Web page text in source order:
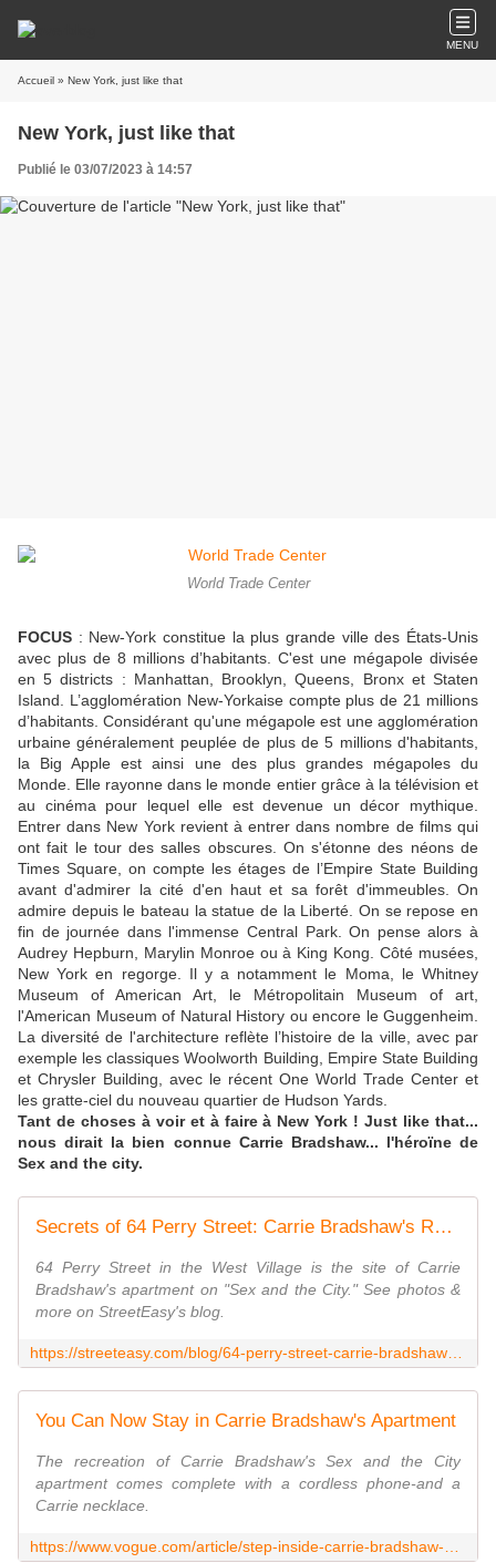
MENU
Accueil » New York, just like that
New York, just like that
Publié le 03/07/2023 à 14:57
World Trade Center
FOCUS : New-York constitue la plus grande ville des États-Unis
avec plus de 8 millions d’habitants. C'est une mégapole divisée
en 5 districts : Manhattan, Brooklyn, Queens, Bronx et Staten
Island. L’agglomération New-Yorkaise compte plus de 21 millions
d’habitants. Considérant qu'une mégapole est une agglomération
urbaine généralement peuplée de plus de 5 millions d'habitants,
la Big Apple est ainsi une des plus grandes mégapoles du
Monde. Elle rayonne dans le monde entier grâce à la télévision et
au cinéma pour lequel elle est devenue un décor mythique.
Entrer dans New York revient à entrer dans nombre de films qui
ont fait le tour des salles obscures. On s'étonne des néons de
Times Square, on compte les étages de l’Empire State Building
avant d'admirer la cité d'en haut et sa forêt d'immeubles. On
admire depuis le bateau la statue de la Liberté. On se repose en
fin de journée dans l'immense Central Park. On pense alors à
Audrey Hepburn, Marylin Monroe ou à King Kong. Côté musées,
New York en regorge. Il y a notamment le Moma, le Whitney
Museum of American Art, le Métropolitain Museum of art,
l'American Museum of Natural History ou encore le Guggenheim.
La diversité de l'architecture reflète l’histoire de la ville, avec par
exemple les classiques Woolworth Building, Empire State Building
et Chrysler Building, avec le récent One World Trade Center et
les gratte-ciel du nouveau quartier de Hudson Yards.
Tant de choses à voir et à faire à New York ! Just like that...
nous dirait la bien connue Carrie Bradshaw... l'héroïne de
Sex and the city.
Secrets of 64 Perry Street: Carrie Bradshaw's Real NYC Apartment
64 Perry Street in the West Village is the site of Carrie
Bradshaw's apartment on "Sex and the City." See photos &
more on StreetEasy's blog.
You Can Now Stay in Carrie Bradshaw's Apartment
The recreation of Carrie Bradshaw's Sex and the City
apartment comes complete with a cordless phone-and a
Carrie necklace.